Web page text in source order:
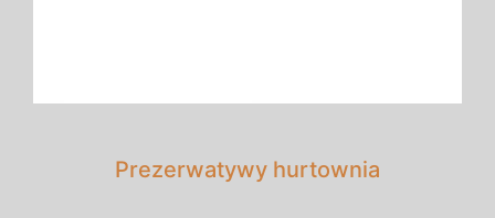
Prezerwatywy hurtownia